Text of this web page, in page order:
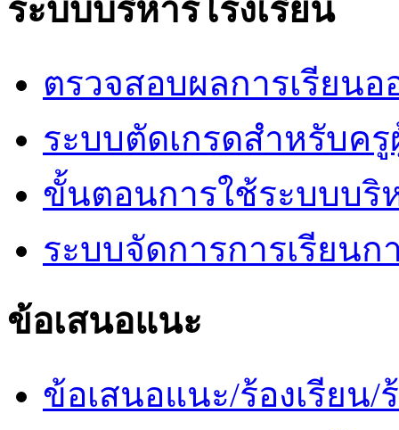
ระบบบริหารโรงเรียน
ตรวจสอบผลการเรียน
ระบบตัดเกรดสำหรับค
ขั้นตอนการใช้ระบบบริ
ระบบจัดการการเรียน
ข้อเสนอแนะ
ข้อเสนอแนะ/ร้องเรียน/